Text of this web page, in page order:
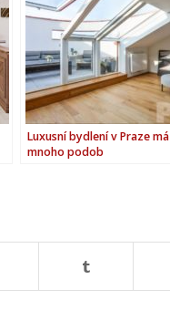
Luxusní bydlení v Praze má
mnoho podob